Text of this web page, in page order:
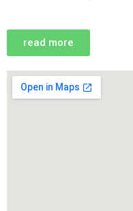
read more